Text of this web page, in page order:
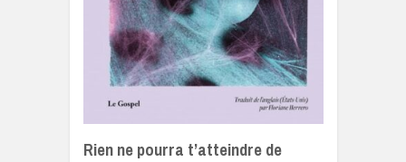
Rien ne pourra t’atteindre de